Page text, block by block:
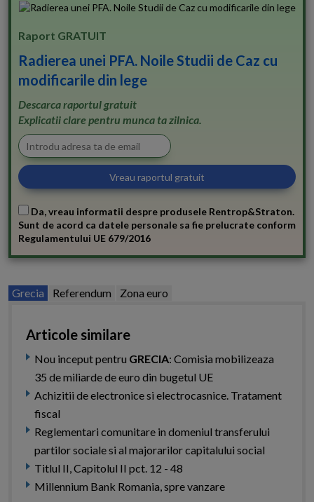
Raport GRATUIT
Radierea unei PFA. Noile Studii de Caz cu
modificarile din lege
Descarca raportul gratuit
Explicatii clare pentru munca ta zilnica.
Da, vreau informatii despre produsele Rentrop&Straton.
Sunt de acord ca datele personale sa fie prelucrate conform
Regulamentului UE 679/2016
Grecia Referendum Zona euro
Articole similare
Nou inceput pentru GRECIA: Comisia mobilizeaza
35 de miliarde de euro din bugetul UE
Achizitii de electronice si electrocasnice. Tratament
fiscal
Reglementari comunitare in domeniul transferului
partilor sociale si al majorarilor capitalului social
Titlul II, Capitolul II pct. 12 - 48
Millennium Bank Romania, spre vanzare